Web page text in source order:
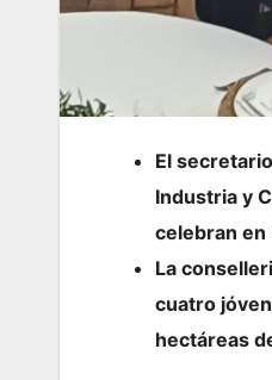
El
Industria y
celebran en
La
cuatro
hectáreas